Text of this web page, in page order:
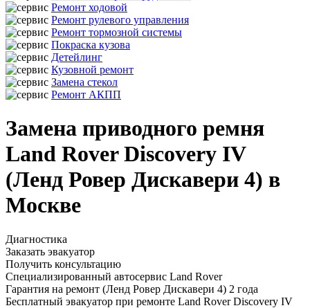
Ремонт ходовой
Ремонт рулевого управления
Ремонт тормозной системы
Покраска кузова
Детейлинг
Кузовной ремонт
Замена стекол
Ремонт АКПП
Замена приводного ремня
Land Rover Discovery IV
(Ленд Ровер Дискавери 4) в
Москве
Диагностика
Заказать эвакуатор
Получить консультацию
Специализированный автосервис Land Rover
Гарантия на ремонт (Ленд Ровер Дискавери 4) 2 года
Бесплатный эвакуатор при ремонте Land Rover Discovery IV